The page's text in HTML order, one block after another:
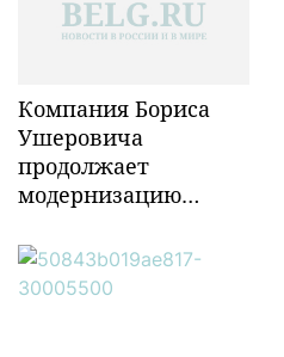
Компания Бориса
Ушеровича
продолжает
модернизацию
инфраструктуры в
Забайкалье